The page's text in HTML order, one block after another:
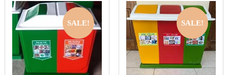
SALE!
QUICK LOOK
VIEW DETAILS
THÊM VÀO GIỎ
SALE!
QUICK LOOK
VIEW DETAILS
THÊM VÀO GIỎ